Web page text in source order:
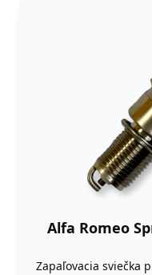
Alfa Romeo
Zapaľovacia sviečka